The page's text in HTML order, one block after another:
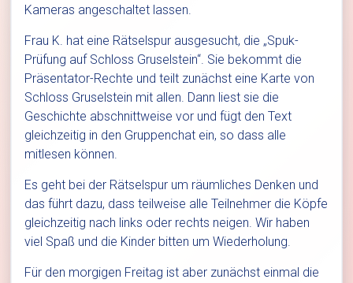
Kameras angeschaltet lassen.
Frau K. hat eine Rätselspur ausgesucht, die „Spuk-
Prüfung auf Schloss Gruselstein“. Sie bekommt die
Präsentator-Rechte und teilt zunächst eine Karte von
Schloss Gruselstein mit allen. Dann liest sie die
Geschichte abschnittweise vor und fügt den Text
gleichzeitig in den Gruppenchat ein, so dass alle
mitlesen können.
Es geht bei der Rätselspur um räumliches Denken und
das führt dazu, dass teilweise alle Teilnehmer die Köpfe
gleichzeitig nach links oder rechts neigen. Wir haben
viel Spaß und die Kinder bitten um Wiederholung.
Für den morgigen Freitag ist aber zunächst einmal die